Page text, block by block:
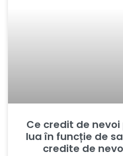
Ce credit de
lua în funcție de
credite de